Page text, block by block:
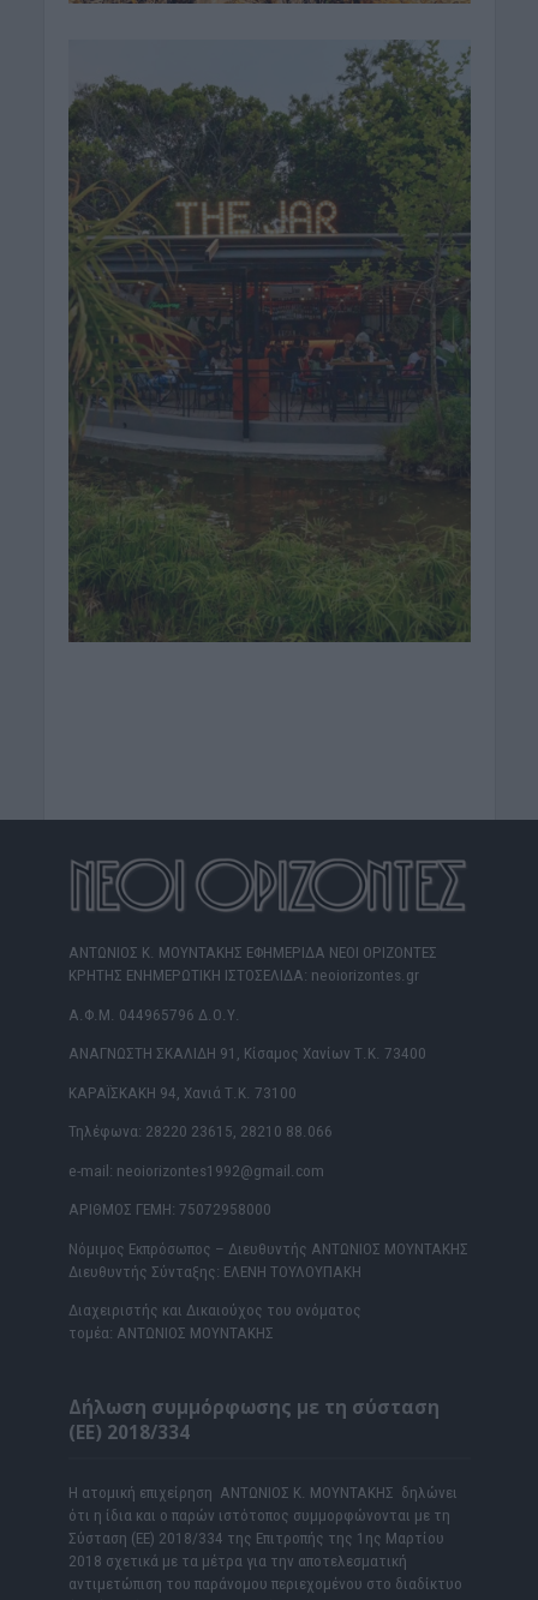
ΑΝΤΩΝΙΟΣ Κ. ΜΟΥΝΤΑΚΗΣ ΕΦΗΜΕΡΙΔΑ ΝΕΟΙ ΟΡΙΖΟΝΤΕΣ
ΚΡΗΤΗΣ ΕΝΗΜΕΡΩΤΙΚΗ ΙΣΤΟΣΕΛΙΔΑ: neoiorizontes.gr
Α.Φ.Μ. 044965796 Δ.Ο.Υ.
ΑΝΑΓΝΩΣΤΗ ΣΚΑΛΙΔΗ 91, Κίσαμος Χανίων Τ.Κ. 73400
ΚΑΡΑΪΣΚΑΚΗ 94, Χανιά Τ.Κ. 73100
Τηλέφωνα: 28220 23615, 28210 88.066
e-mail: neoiorizontes1992@gmail.com
ΑΡΙΘΜΟΣ ΓΕΜΗ: 75072958000
Νόμιμος Εκπρόσωπος – Διευθυντής ΑΝΤΩΝΙΟΣ ΜΟΥΝΤΑΚΗΣ
Διευθυντής Σύνταξης: ΕΛΕΝΗ ΤΟΥΛΟΥΠΑΚΗ
Διαχειριστής και Δικαιούχος του ονόματος
τομέα: ΑΝΤΩΝΙΟΣ ΜΟΥΝΤΑΚΗΣ
Δήλωση συμμόρφωσης με τη σύσταση
(ΕΕ) 2018/334
Η ατομική επιχείρηση ΑΝΤΩΝΙΟΣ Κ. ΜΟΥΝΤΑΚΗΣ δηλώνει
ότι η ίδια και ο παρών ιστότοπος συμμορφώνονται με τη
Σύσταση (ΕΕ) 2018/334 της Επιτροπής της 1ης Μαρτίου
2018 σχετικά με τα μέτρα για την αποτελεσματική
αντιμετώπιση του παράνομου περιεχομένου στο διαδίκτυο